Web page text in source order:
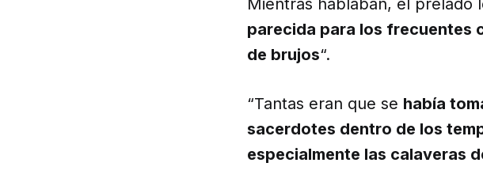
Mientras hablaban, el prelado
parecida para los frecuentes
de brujos“.
“Tantas eran que se había
sacerdotes dentro de los
especialmente las calaveras